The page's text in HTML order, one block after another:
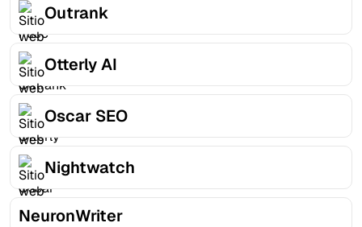
Outrank
Otterly AI
Oscar SEO
Nightwatch
NeuronWriter